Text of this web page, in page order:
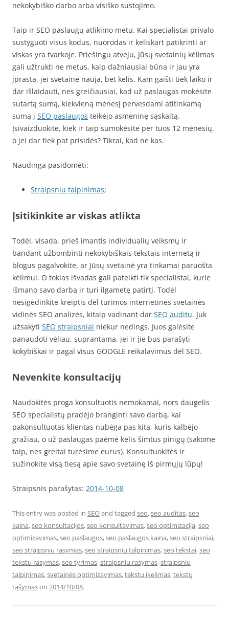
nekokybiško darbo arba visiško sustojimo.
Taip ir SEO paslaugų atlikimo metu. Kai specialistai privalo
sustyguoti visus kodus, nuorodas ir keliskart patikrinti ar
viskas yra tvarkoje. Priešingu atveju, Jūsų svetainių kėlimas
gali užtrukti ne metus, kaip dažniausiai būna ir jau yra
įprasta, jei svetainė nauja, bet kelis. Kam gaišti tiek laiko ir
dar išlaidauti, nes greičiausiai, kad už paslaugas mokėsite
sutartą sumą, kiekvieną mėnesį pervesdami atitinkamą
sumą į SEO paslaugos teikėjo asmeninę sąskaitą.
Įsivaizduokite, kiek ir taip sumokėsite per tuos 12 mėnesių,
o jei dar tiek pat prisidės? Tikrai, kad ne kas.
Naudinga pasidomėti:
Straipsniu talpinimas;
Įsitikinkite ar viskas atlikta
Todėl, visada, prieš imantis individualių veiksmų ir
bandant užbombinti nekokybiškais tekstais internetą ir
blogus pagalvokite, ar Jūsų svetainė yra tinkamai paruošta
kėlimui. O tokias išvadas gali pateikti tik specialistai, kurie
išmano savo darbą ir turi ilgametę patirtį. Todėl
nesigėdinkite kreiptis dėl turimos internetinės svetainės
vidinės SEO analizės, kitaip vadinant dar SEO auditu. Juk
užsakyti SEO straipsniai niekur nedings. Juos galėsite
panaudoti vėliau, suprantama, jei ir jie bus parašyti
kokybiškai ir pagal visus GOOGLE reikalavimus dėl SEO.
Nevenkite konsultacijų
Naudokitės proga konsultuotis nemokamai, nors daugelis
SEO specialistų pradėjo branginti savo darbą, kai
pakonsultuotas klientas nubėga pas kitą, kuris kalbėjo
gražiau, o už paslaugas paėmė kelis šimtus pinigų (sakome
taip, nes greitai turėsime eurus). Konsultuokitės ir
sužinokite visą tiesą apie savo svetainę iš pirmųjų lūpų!
Straipsnis parašytas: 2014-10-08
This entry was posted in SEOand tagged seo,seo auditas,seo
kaina,seo konsultacijos,seo konsultavimas,seo optimizacija,seo
optimizavimas,seo paslaugos,seo paslaugos kaina,seo straipsniai,
seo straipsniu rasymas,seo straipsniu talpinimas,seo tekstai,seo
tekstu rasymas,seo tyrimas,straipsniu rasymas,straipsniu
talpinimas,svetainės optimizavimas,tekstu ikelimas,tekstų
rašymason 2014/10/08.